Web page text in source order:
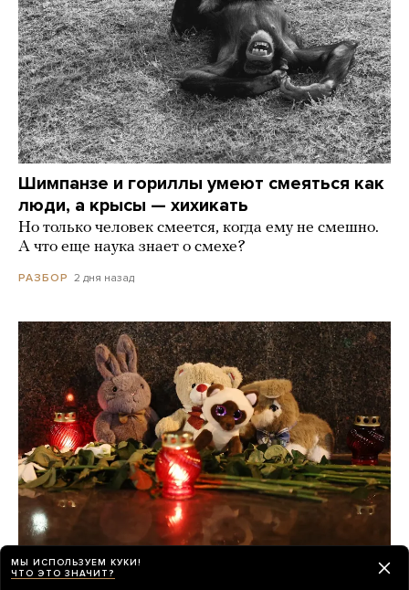
Шимпанзе и гориллы умеют смеяться как
люди, а крысы — хихикать
Но только человек смеется, когда ему не смешно.
А что еще наука знает о смехе?
РАЗБОР 2 дня назад
О погибших при падении украинского
МЫ ИСПОЛЬЗУЕМ КУКИ!
ЧТО ЭТО ЗНАЧИТ?